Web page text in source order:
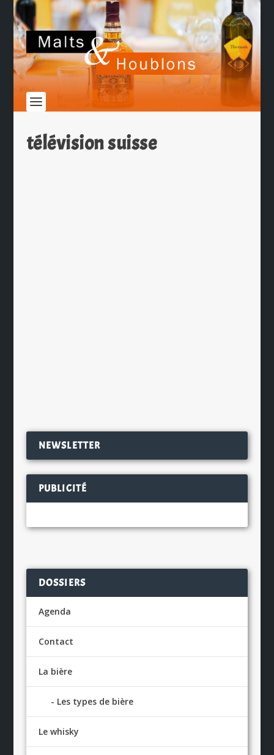
télévision suisse
NEWSLETTER
PUBLICITÉ
DOSSIERS
Agenda
Contact
La bière
Les types de bière
Le whisky